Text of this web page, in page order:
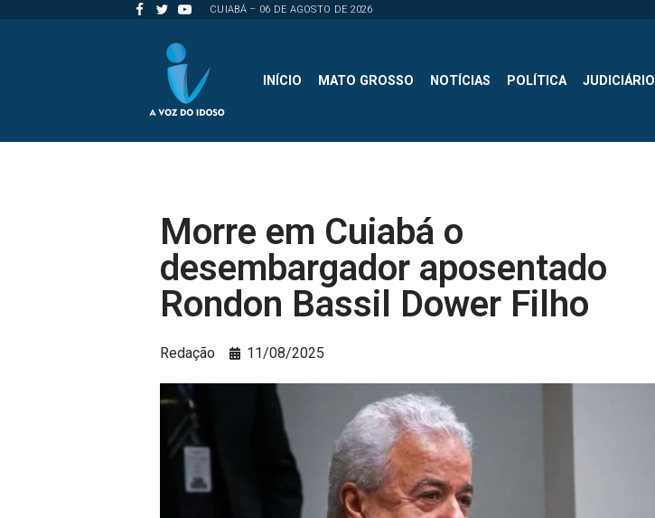
CUIABÁ – 06 DE AGOSTO DE 2026
INÍCIO MATO GROSSO NOTÍCIAS POLÍTICA JUDICIÁRIO
Morre em Cuiabá o
desembargador aposentado
Rondon Bassil Dower Filho
Redação 11/08/2025